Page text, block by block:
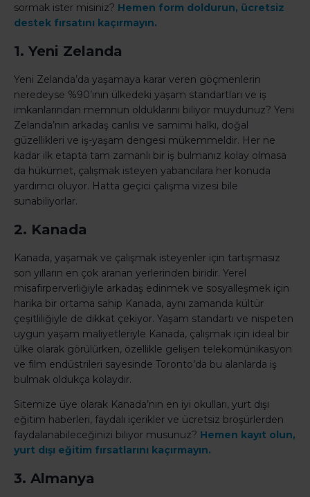
sormak ister misiniz? Hemen form doldurun, ücretsiz
destek fırsatını kaçırmayın.
1. Yeni Zelanda
Yeni Zelanda’da yaşamaya karar veren göçmenlerin
neredeyse %90’ının ülkedeki yaşam standartları ve iş
imkanlarından memnun olduklarını biliyor muydunuz? Yeni
Zelanda’nın arkadaş canlısı ve samimi halkı, doğal
güzellikleri ve iş-yaşam dengesi mükemmeldir. Her ne
kadar ilk etapta tam zamanlı bir iş bulmanız kolay olmasa
da hükümet, çalışmak isteyen yabancılara her konuda
yardımcı oluyor. Hatta geçici çalışma vizesi bile
sunabiliyorlar.
2. Kanada
Kanada, yaşamak ve çalışmak isteyenler için tartışmasız
son yılların en çok aranan yerlerinden biridir. Yerel
misafirperverliğiyle arkadaş edinmek ve sosyalleşmek için
harika bir ortama sahip Kanada, aynı zamanda kültür
çeşitliliğiyle de dikkat çekiyor. Yaşam standartı ve nispeten
uygun yaşam maliyetleriyle Kanada, çalışmak için ideal bir
ülke olarak görülürken, özellikle gelişen telekomünikasyon
ve film endüstrileri sayesinde Toronto’da bu alanlarda iş
bulmak oldukça kolaydır.
Sitemize üye olarak Kanada’nın en iyi okulları, yurt dışı
eğitim haberleri, faydalı içerikler ve ücretsiz broşürlerden
faydalanabileceğinizi biliyor musunuz? Hemen kayıt olun,
yurt dışı eğitim fırsatlarını kaçırmayın.
3. Almanya